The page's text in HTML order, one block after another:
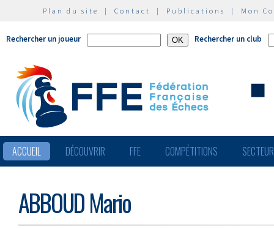
Plan du site | Contact | Publications | Mon
Rechercher un joueur Rechercher un club
ACCUEIL DÉCOUVRIR FFE COMPÉTITIONS
ABBOUD Mario